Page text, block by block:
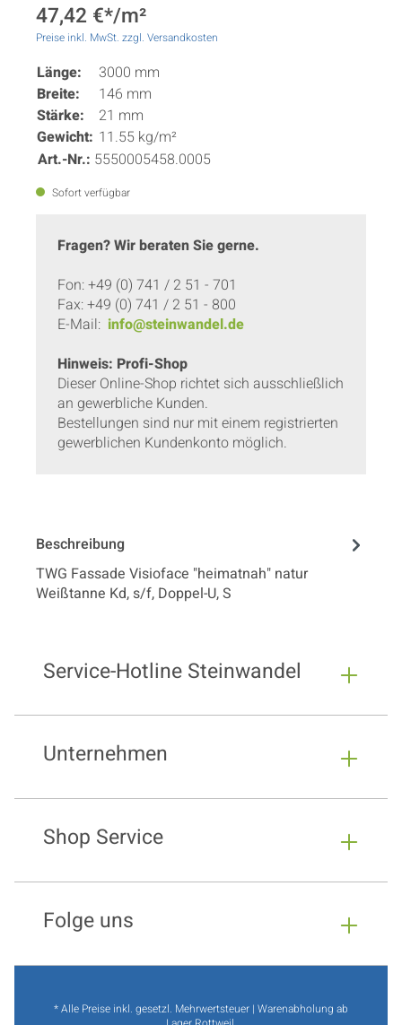
47,42 €*/m²
Preise inkl. MwSt. zzgl. Versandkosten
Länge:
3000 mm
Breite:
146 mm
Stärke:
21 mm
Gewicht: 11.55 kg/m²
Art.-Nr.: 5550005458.0005
Sofort verfügbar
Fragen? Wir beraten Sie gerne.
Fon: +49 (0) 741 / 2 51 - 701
Fax: +49 (0) 741 / 2 51 - 800
E-Mail: info@steinwandel.de
Hinweis: Profi-Shop
Dieser Online-Shop richtet sich ausschließlich
an gewerbliche Kunden.
Bestellungen sind nur mit einem registrierten
gewerblichen Kundenkonto möglich.
Beschreibung
TWG Fassade Visioface "heimatnah" natur
Weißtanne Kd, s/f, Doppel-U, S
Service-Hotline Steinwandel
Unternehmen
Shop Service
Folge uns
* Alle Preise inkl. gesetzl. Mehrwertsteuer | Warenabholung ab